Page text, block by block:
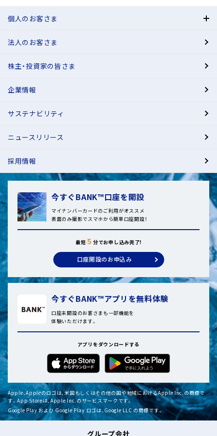
個人のお客さま
BANK
有人店舗
法人のお客さま
株主・投資家の皆さま
企業情報
サステナビリティ
ニュースリリース
採用情報
今すぐBANK™口座を開設
マイナンバーカードのご利用がオススメ
表面のみ撮影でスマホから簡単口座開設！
最短 ５分でお申し込み完了!
口座開設のお申込み
今すぐBANK™アプリを無料体験
口座未開設のお客さまも一部機能を
体験いただけます。
アプリをダウンロードする
Apple、Appleのロゴは、米国もしくはその他の国や地域におけるApple Inc.の商標で
す。App Storeは、Apple Inc.のサービスマークです。
Google Play および Google Play ロゴは、Google LLC の商標です。
グループ会社